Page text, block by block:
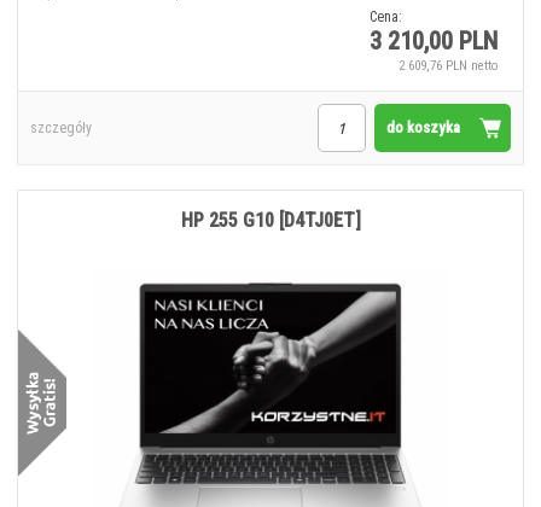
Cena:
3 210,00 PLN
2 609,76 PLN netto
do koszyka
szczegóły
HP 255 G10 [D4TJ0ET]